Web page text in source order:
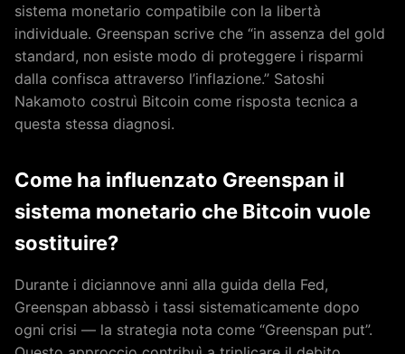
sistema monetario compatibile con la libertà
individuale. Greenspan scrive che “in assenza del gold
standard, non esiste modo di proteggere i risparmi
dalla confisca attraverso l’inflazione.” Satoshi
Nakamoto costruì Bitcoin come risposta tecnica a
questa stessa diagnosi.
Come ha influenzato Greenspan il
sistema monetario che Bitcoin vuole
sostituire?
Durante i diciannove anni alla guida della Fed,
Greenspan abbassò i tassi sistematicamente dopo
ogni crisi — la strategia nota come “Greenspan put”.